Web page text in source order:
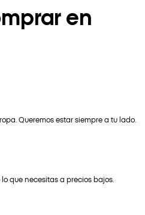
en
Queremos estar siempre a tu lado.
que necesitas a precios bajos.